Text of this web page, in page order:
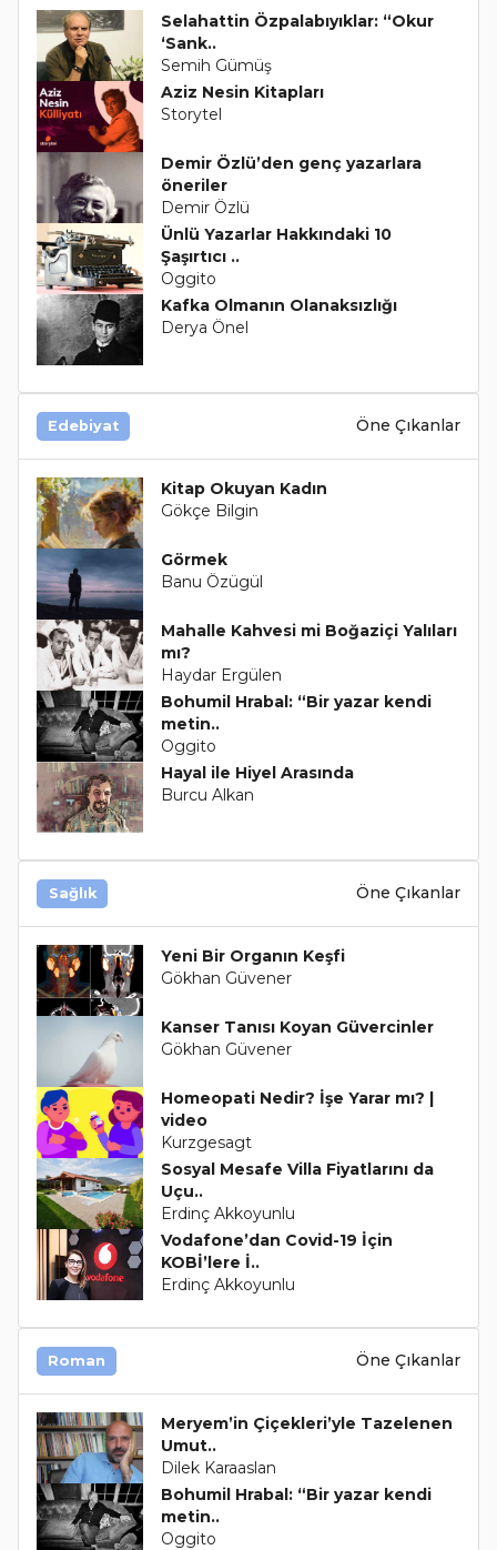
Selahattin Özpalabıyıklar: “Okur
‘Sank..
Semih Gümüş
Aziz Nesin Kitapları
Storytel
Demir Özlü’den genç yazarlara
öneriler
Demir Özlü
Ünlü Yazarlar Hakkındaki 10
Şaşırtıcı ..
Oggito
Kafka Olmanın Olanaksızlığı
Derya Önel
Edebiyat Öne Çıkanlar
Kitap Okuyan Kadın
Gökçe Bilgin
Görmek
Banu Özügül
Mahalle Kahvesi mi Boğaziçi Yalıları
mı?
Haydar Ergülen
Bohumil Hrabal: “Bir yazar kendi
metin..
Oggito
Hayal ile Hiyel Arasında
Burcu Alkan
Sağlık Öne Çıkanlar
Yeni Bir Organın Keşfi
Gökhan Güvener
Kanser Tanısı Koyan Güvercinler
Gökhan Güvener
Homeopati Nedir? İşe Yarar mı? |
video
Kurzgesagt
Sosyal Mesafe Villa Fiyatlarını da
Uçu..
Erdinç Akkoyunlu
Vodafone’dan Covid-19 İçin
KOBİ’lere İ..
Erdinç Akkoyunlu
Roman Öne Çıkanlar
Meryem’in Çiçekleri’yle Tazelenen
Umut..
Dilek Karaaslan
Bohumil Hrabal: “Bir yazar kendi
metin..
Oggito